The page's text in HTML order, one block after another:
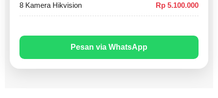
8 Kamera Hikvision Rp 5.100.000
Pesan via WhatsApp